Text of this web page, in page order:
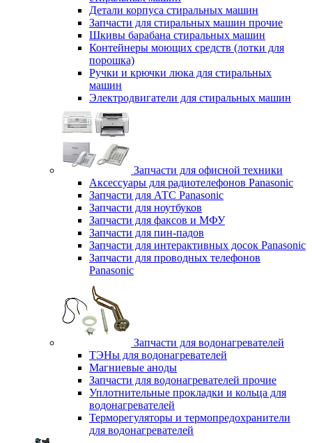
Детали корпуса стиральных машин
Запчасти для стиральных машин прочие
Шкивы барабана стиральных машин
Контейнеры моющих средств (лотки для
порошка)
Ручки и крючки люка для стиральных
машин
Электродвигатели для стиральных машин
Запчасти для офисной техники
Аксессуары для радиотелефонов Panasonic
Запчасти для АТС Panasonic
Запчасти для ноутбуков
Запчасти для факсов и МФУ
Запчасти для пин-падов
Запчасти для интерактивных досок Panasonic
Запчасти для проводных телефонов
Panasonic
Запчасти для водонагревателей
ТЭНы для водонагревателей
Магниевые аноды
Запчасти для водонагревателей прочие
Уплотнительные прокладки и кольца для
водонагревателей
Терморегуляторы и термопредохранители
для водонагревателей